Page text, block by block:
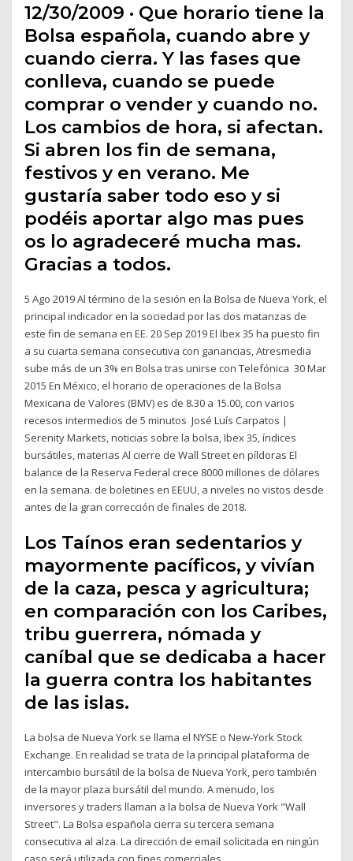
12/30/2009 · Que horario tiene la
Bolsa española, cuando abre y
cuando cierra. Y las fases que
conlleva, cuando se puede
comprar o vender y cuando no.
Los cambios de hora, si afectan.
Si abren los fin de semana,
festivos y en verano. Me
gustaría saber todo eso y si
podéis aportar algo mas pues
os lo agradeceré mucha mas.
Gracias a todos.
5 Ago 2019 Al término de la sesión en la Bolsa de Nueva York, el
principal indicador en la sociedad por las dos matanzas de
este fin de semana en EE. 20 Sep 2019 El Ibex 35 ha puesto fin
a su cuarta semana consecutiva con ganancias, Atresmedia
sube más de un 3% en Bolsa tras unirse con Telefónica 30 Mar
2015 En México, el horario de operaciones de la Bolsa
Mexicana de Valores (BMV) es de 8.30 a 15.00, con varios
recesos intermedios de 5 minutos José Luís Carpatos |
Serenity Markets, noticias sobre la bolsa, Ibex 35, índices
bursátiles, materias Al cierre de Wall Street en píldoras El
balance de la Reserva Federal crece 8000 millones de dólares
en la semana. de boletines en EEUU, a niveles no vistos desde
antes de la gran corrección de finales de 2018.
Los Taínos eran sedentarios y
mayormente pacíficos, y vivían
de la caza, pesca y agricultura;
en comparación con los Caribes,
tribu guerrera, nómada y
caníbal que se dedicaba a hacer
la guerra contra los habitantes
de las islas.
La bolsa de Nueva York se llama el NYSE o New-York Stock
Exchange. En realidad se trata de la principal plataforma de
intercambio bursátil de la bolsa de Nueva York, pero también
de la mayor plaza bursátil del mundo. A menudo, los
inversores y traders llaman a la bolsa de Nueva York "Wall
Street". La Bolsa española cierra su tercera semana
consecutiva al alza. La dirección de email solicitada en ningún